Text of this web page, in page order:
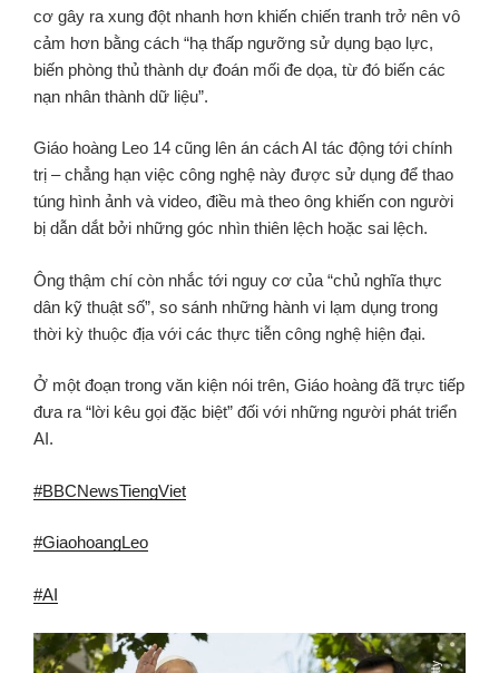
cơ gây ra xung đột nhanh hơn khiến chiến tranh trở nên vô
cảm hơn bằng cách “hạ thấp ngưỡng sử dụng bạo lực,
biến phòng thủ thành dự đoán mối đe dọa, từ đó biến các
nạn nhân thành dữ liệu”.
Giáo hoàng Leo 14 cũng lên án cách AI tác động tới chính
trị – chẳng hạn việc công nghệ này được sử dụng để thao
túng hình ảnh và video, điều mà theo ông khiến con người
bị dẫn dắt bởi những góc nhìn thiên lệch hoặc sai lệch.
Ông thậm chí còn nhắc tới nguy cơ của “chủ nghĩa thực
dân kỹ thuật số”, so sánh những hành vi lạm dụng trong
thời kỳ thuộc địa với các thực tiễn công nghệ hiện đại.
Ở một đoạn trong văn kiện nói trên, Giáo hoàng đã trực tiếp
đưa ra “lời kêu gọi đặc biệt” đối với những người phát triển
AI.
#BBCNewsTiengViet
#GiaohoangLeo
#AI